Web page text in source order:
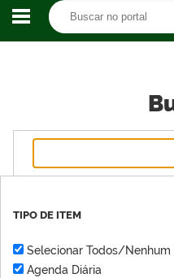
TIPO DE ITEM
Selecionar Todos/Nenhum
Agenda Diária